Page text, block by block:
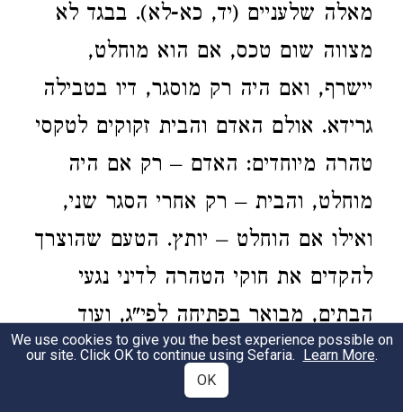
מאלה שלעניים (יד, כא-לא). בבגד לא
מצווה שום טכס, אם הוא מוחלט,
יישרף, ואם היה רק מוסגר, דיו בטבילה
גרידא. אולם האדם והבית זקוקים לטקסי
טהרה מיוחדים: האדם – רק אם היה
מוחלט, והבית – רק אחרי הסגר שני,
ואילו אם הוחלט – יותץ. הטעם שהוצרך
להקדים את חוקי הטהרה לדיני נגעי
הבתים, מבואר בפתיחה לפי"ג, ועוד
הוסבר בסוף ההקדמה לפי"א, שטהרת
המצורע כוללת שתי פעולות: הראשונה
We use cookies to give you the best experience possible on
our site. Click OK to continue using Sefaria. Learn More.
OK